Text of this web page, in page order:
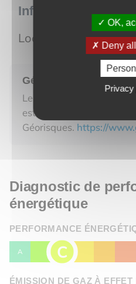
Informations sur le
Localisation :
Géorisques
Les informations sur les
est exposé sont
Géorisques. https://
Diagnostic de
énergétique
PERFORMANCE
A C
ÉMISSION DE GAZ À EFFET
OK,
Deny
Privacy